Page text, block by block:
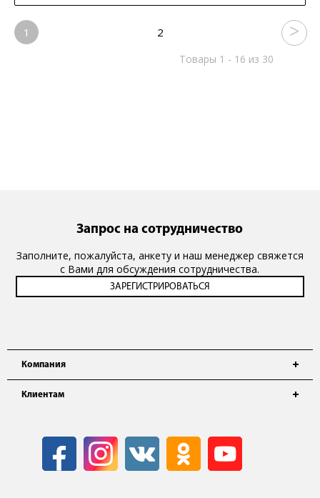
1 2
Товары 1 - 16 из 30
Компания
Клиентам
Запрос на сотрудничество
Заполните, пожалуйста, анкету и наш менеджер свяжется
с Вами для обсуждения сотрудничества.